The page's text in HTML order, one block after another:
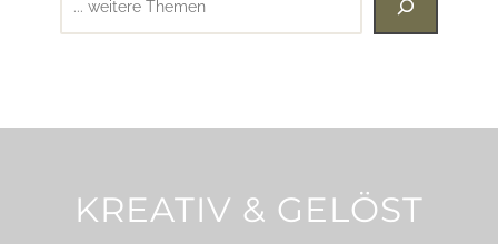
KREATIV & GELÖST